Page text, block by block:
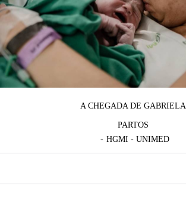
A CHEGADA DE GABRIELA
PARTOS
HGMI - UNIMED